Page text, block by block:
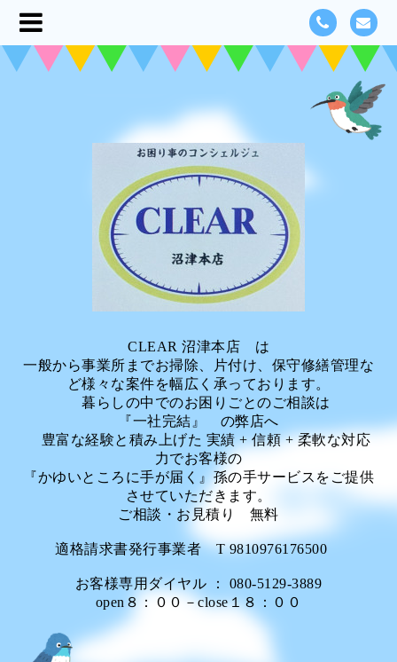
CLEAR 沼津本店 は
一般から事業所までお掃除、片付け、保守修繕管理な
ど様々な案件を幅広く承っております。
暮らしの中でのお困りごとのご相談は
『一社完結』 の弊店へ
豊富な経験と積み上げた 実績 + 信頼 + 柔軟な対応
力でお客様の
『かゆいところに手が届く』孫の手サービスをご提供
させていただきます。
ご相談・お見積り 無料
適格請求書発行事業者 T 9810976176500
お客様専用ダイヤル ： 080-5129-3889
open８：００－close１８：００